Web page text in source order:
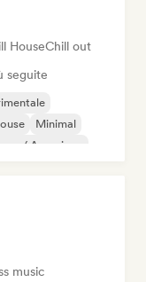
HouseChill out
seguite
Minimal
/ Amapiano
music